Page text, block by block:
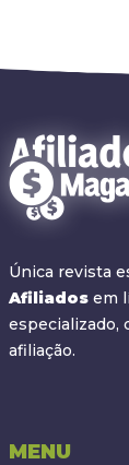
Única revista
Afiliados em
especializado,
afiliação.
MENU